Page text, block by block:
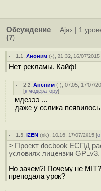
Обсуждение
(7)
Ajax 1
1.1 ,Аноним (-), 21:32, 16/07/2015
Нет рекламы. Кайф!
2.2 ,Аноним (-), 07:05, 17/07/
[к модератору]
мдеэээ ...
даже у ослика
1.3 ,iZEN (ok), 10:16, 17/07/2015 [
> Проект docbook ЕСПД
условиях лицензии GPLv3.
Но зачем?! Почему не
преподала урок?